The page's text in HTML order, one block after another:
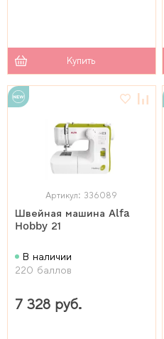
Купить
Артикул: 336089
Швейная машина Alfa
Hobby 21
В наличии
220 баллов
7 328 руб.